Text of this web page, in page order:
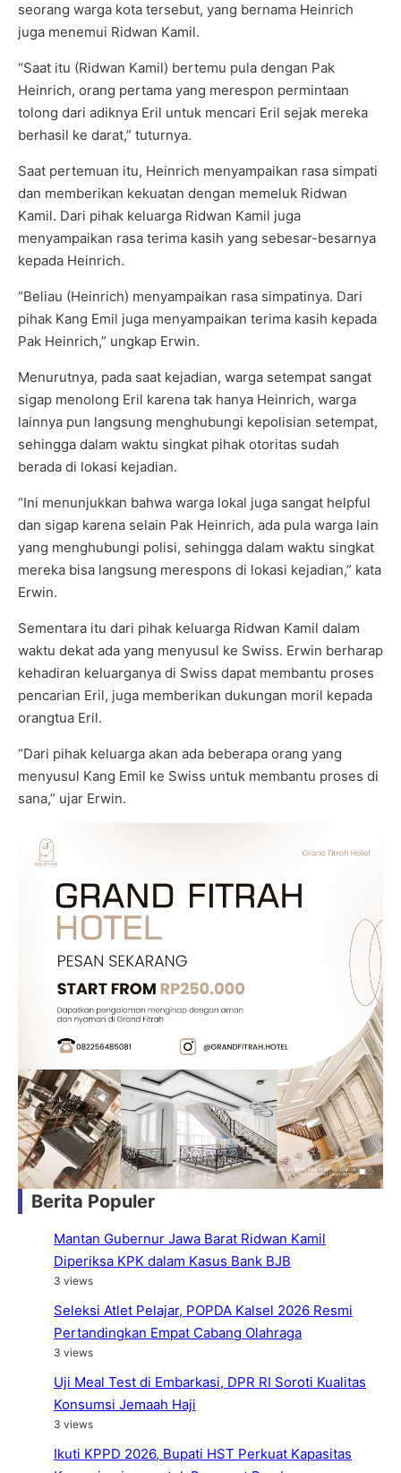
seorang warga kota tersebut, yang bernama Heinrich
juga menemui Ridwan Kamil.
“Saat itu (Ridwan Kamil) bertemu pula dengan Pak
Heinrich, orang pertama yang merespon permintaan
tolong dari adiknya Eril untuk mencari Eril sejak mereka
berhasil ke darat,” tuturnya.
Saat pertemuan itu, Heinrich menyampaikan rasa simpati
dan memberikan kekuatan dengan memeluk Ridwan
Kamil. Dari pihak keluarga Ridwan Kamil juga
menyampaikan rasa terima kasih yang sebesar-besarnya
kepada Heinrich.
“Beliau (Heinrich) menyampaikan rasa simpatinya. Dari
pihak Kang Emil juga menyampaikan terima kasih kepada
Pak Heinrich,” ungkap Erwin.
Menurutnya, pada saat kejadian, warga setempat sangat
sigap menolong Eril karena tak hanya Heinrich, warga
lainnya pun langsung menghubungi kepolisian setempat,
sehingga dalam waktu singkat pihak otoritas sudah
berada di lokasi kejadian.
“Ini menunjukkan bahwa warga lokal juga sangat helpful
dan sigap karena selain Pak Heinrich, ada pula warga lain
yang menghubungi polisi, sehingga dalam waktu singkat
mereka bisa langsung merespons di lokasi kejadian,” kata
Erwin.
Sementara itu dari pihak keluarga Ridwan Kamil dalam
waktu dekat ada yang menyusul ke Swiss. Erwin berharap
kehadiran keluarganya di Swiss dapat membantu proses
pencarian Eril, juga memberikan dukungan moril kepada
orangtua Eril.
“Dari pihak keluarga akan ada beberapa orang yang
menyusul Kang Emil ke Swiss untuk membantu proses di
sana,” ujar Erwin.
Berita Populer
Mantan Gubernur Jawa Barat Ridwan Kamil
Diperiksa KPK dalam Kasus Bank BJB
3 views
Seleksi Atlet Pelajar, POPDA Kalsel 2026 Resmi
Pertandingkan Empat Cabang Olahraga
3 views
Uji Meal Test di Embarkasi, DPR RI Soroti Kualitas
Konsumsi Jemaah Haji
3 views
Ikuti KPPD 2026, Bupati HST Perkuat Kapasitas